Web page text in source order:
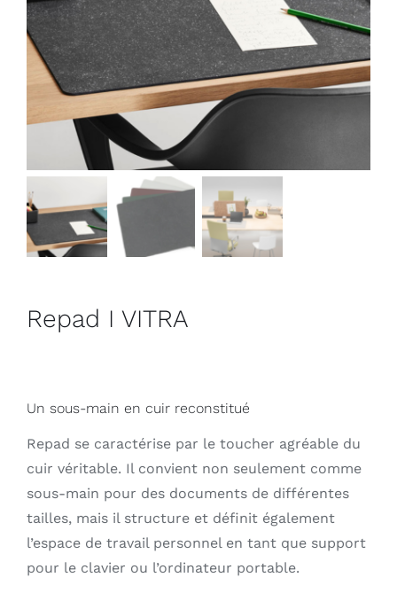
Outlet
Contact
Repad I VITRA
Un sous-main en cuir reconstitué
Repad se caractérise par le toucher agréable du
cuir véritable. Il convient non seulement comme
sous-main pour des documents de différentes
tailles, mais il structure et définit également
l’espace de travail personnel en tant que support
pour le clavier ou l’ordinateur portable.